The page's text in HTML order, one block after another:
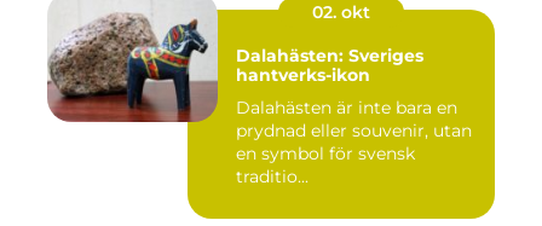
02. okt
Dalahästen: Sveriges
hantverks-ikon
Dalahästen är inte bara en
prydnad eller souvenir, utan
en symbol för svensk
traditio...